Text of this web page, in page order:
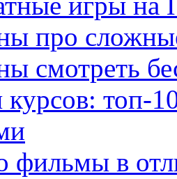
про
смотреть
топ-
фильмы в